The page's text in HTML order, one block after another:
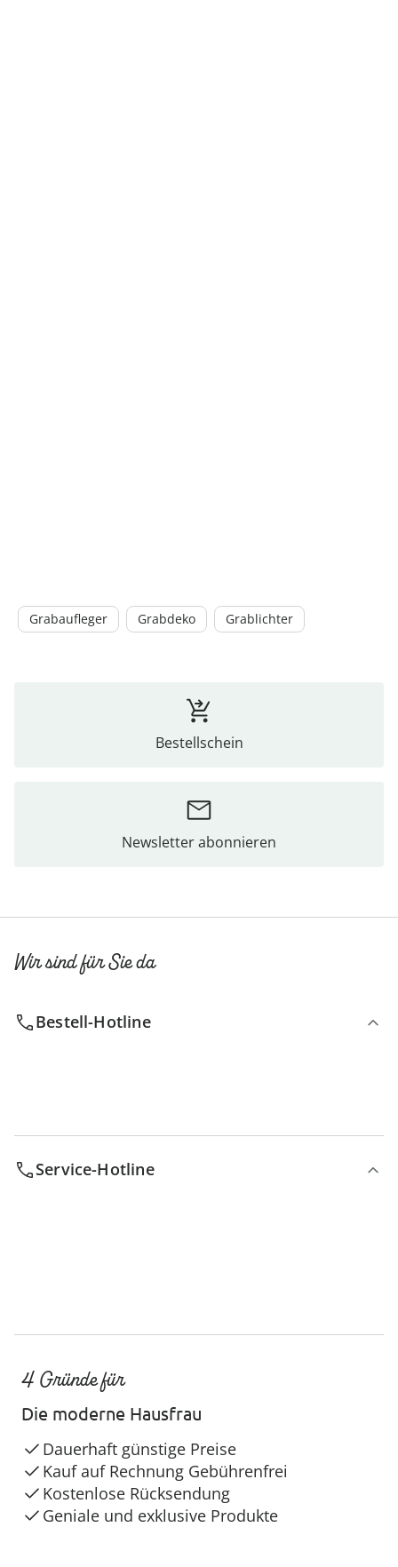
Grabaufleger Grabdeko Grablichter
Bestellschein
Newsletter abonnieren
Wir sind für Sie da
Bestell-Hotline
Service-Hotline
4 Gründe für
Die moderne Hausfrau
Dauerhaft günstige Preise
Kauf auf Rechnung Gebührenfrei
Kostenlose Rücksendung
Geniale und exklusive Produkte